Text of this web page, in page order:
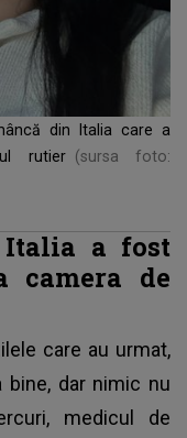
din Italia care a
rutier (sursa foto:
Italia a fost
camera de
care au urmat,
bine, dar nimic nu
medicul de